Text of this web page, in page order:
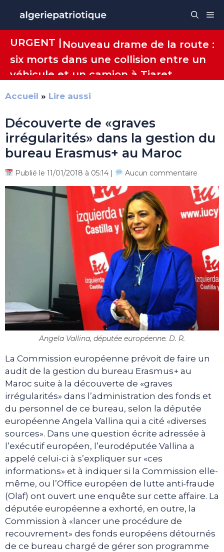
contenu
URGENT | Nouveau drame de la route :
six morts dans une collision entre un
véhicule et un camion à Tiaret
Accueil » Lire aussi
Découverte de «graves
irrégularités» dans la gestion du
bureau Erasmus+ au Maroc
Publié le 11/01/2018 à 05:14 | Aucun commentaire
Angela Vallina, députée européenne. D. R.
La Commission européenne prévoit de faire un
audit de la gestion du bureau Erasmus+ au
Maroc suite à la découverte de «graves
irrégularités» dans l’administration des fonds et
du personnel de ce bureau, selon la députée
européenne Angela Vallina qui a cité «diverses
sources». Dans une question écrite adressée à
l’exécutif européen, l’eurodéputée Vallina a
appelé celui-ci à s’expliquer sur «ces
informations» et à indiquer si la Commission elle-
même, ou l’Office européen de lutte anti-fraude
(Olaf) ont ouvert une enquête sur cette affaire. La
députée européenne a exhorté, en outre, la
Commission à «lancer une procédure de
recouvrement» des fonds européens détournés
de ce bureau chargé de gérer son programme